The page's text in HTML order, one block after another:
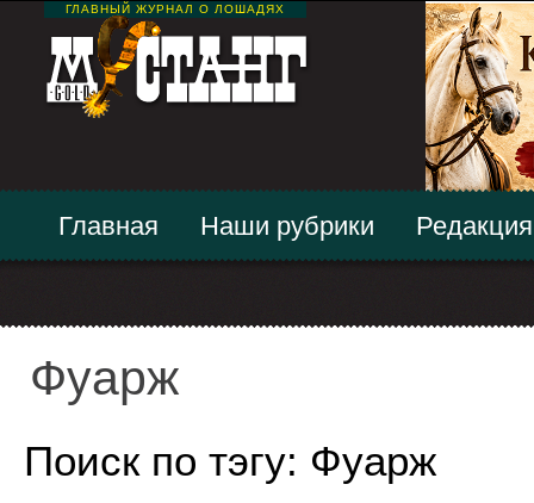
ГЛАВНЫЙ ЖУРНАЛ О ЛОШАДЯХ
Главная Наши рубрики Редакция
Фуарж
Поиск по тэгу: Фуарж